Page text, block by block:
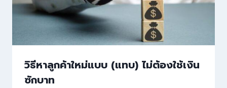
วิธีหาลูกค้าใหม่แบบ (แทบ) ไม่ต้องใช้เงิน
ซักบาท